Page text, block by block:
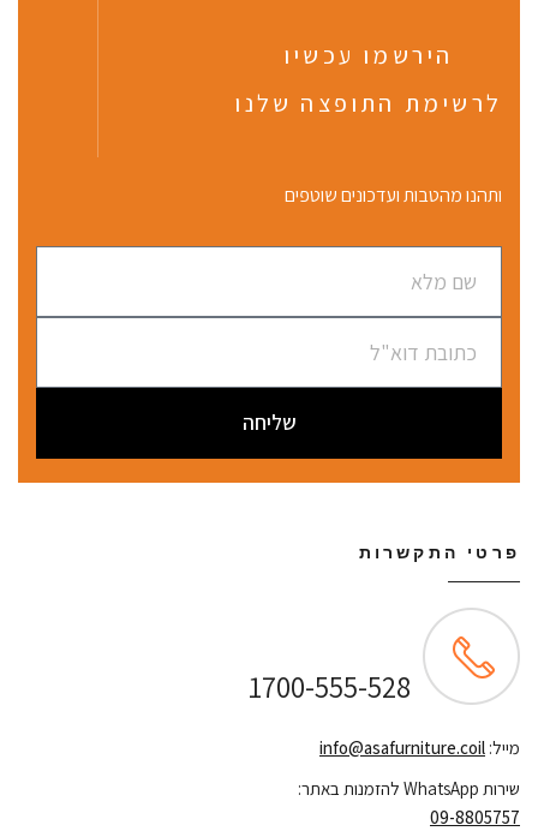
הירשמו עכשיו
לרשימת התופצה שלנו
ותהנו מהטבות ועדכונים שוטפים
שליחה
פרטי התקשרות
1700-555-528
מייל: info@asafurniture.coil
שירות WhatsApp להזמנות באתר:
09-8805757